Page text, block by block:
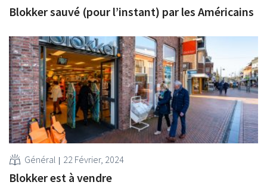
Blokker sauvé (pour l’instant) par les Américains
Général 22 Février, 2024
Blokker est à vendre